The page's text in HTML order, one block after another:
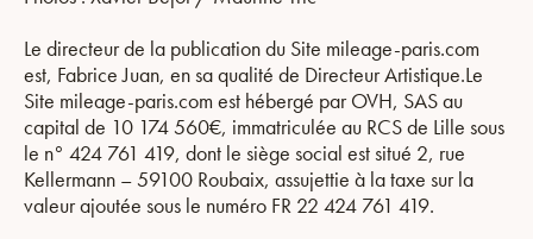
Le directeur de la publication du Site mileage-paris.com
est, Fabrice Juan, en sa qualité de Directeur Artistique.Le
Site mileage-paris.com est hébergé par OVH, SAS au
capital de 10 174 560€, immatriculée au RCS de Lille sous
le n° 424 761 419, dont le siège social est situé 2, rue
Kellermann – 59100 Roubaix, assujettie à la taxe sur la
valeur ajoutée sous le numéro FR 22 424 761 419.